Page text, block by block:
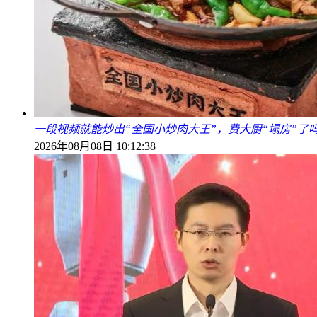
一段视频就能炒出“全国小炒肉大王”，费大厨“塌房”了
2026年08月08日 10:12:38